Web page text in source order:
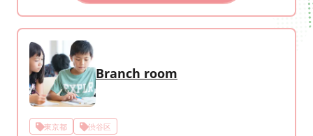
Branch room
東京都
渋谷区